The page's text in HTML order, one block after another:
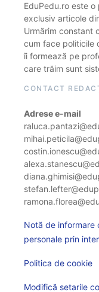
EduPedu.ro este
exclusiv articole
Urmărim constant
cum face politicile
îi formează pe
care trăim sunt
CONTACT
Adrese e-mail
Notă de informare
personale prin
Politica de cookie
Modifică setarile